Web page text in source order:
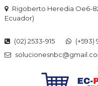
Skip
to
Rigoberto Heredia Oe6-
Ecuador)
(02) 2533-915
(+593)